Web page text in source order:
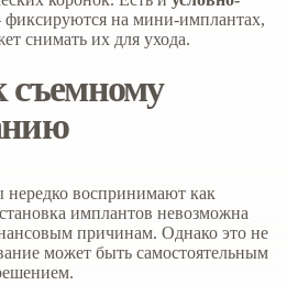
фиксируются на мини-имплантах,
снимать их для ухода.
съемному
воспринимают как
имплантов невозможна
причинам. Однако это не
может быть самостоятельным